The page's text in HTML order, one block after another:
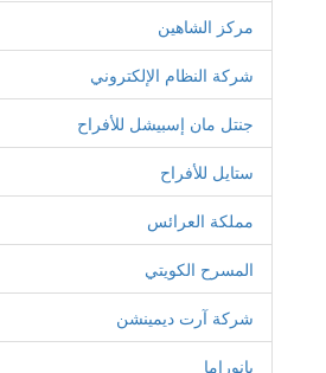
مركز الشاهين
شركة النظام الإلكتروني
جنتل مان إسبيشل للأفراح
ستايل للأفراح
مملكة العرائس
المسرح الكويتي
شركة آرت ديمينشن
بانوراما